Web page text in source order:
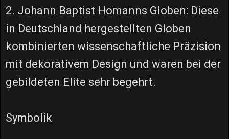
2. Johann Baptist Homanns Globen: Diese
in Deutschland hergestellten Globen
kombinierten wissenschaftliche Präzision
mit dekorativem Design und waren bei der
gebildeten Elite sehr begehrt.
Symbolik